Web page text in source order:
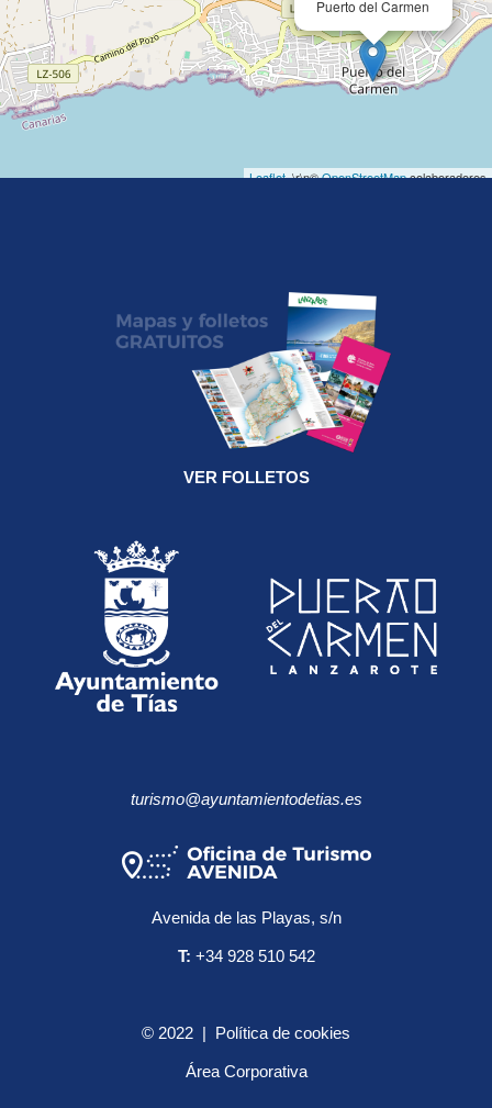
Puerto del Carmen
Leaflet, \r\n©OpenStreetMapcolaboradores
VER FOLLETOS
turismo@ayuntamientodetias.es
Avenida de las Playas, s/n
T: +34 928 510 542
© 2022 | Política de cookies
Área Corporativa